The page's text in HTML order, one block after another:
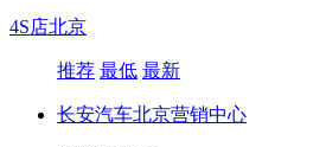
4S店北京
推荐 最低 最新
长安汽车北京营销中心